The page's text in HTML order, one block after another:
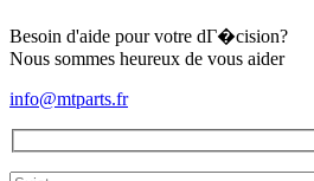
Besoin d'aide pour votre dГ�cision?
Nous sommes heureux de vous aider
info@mtparts.fr